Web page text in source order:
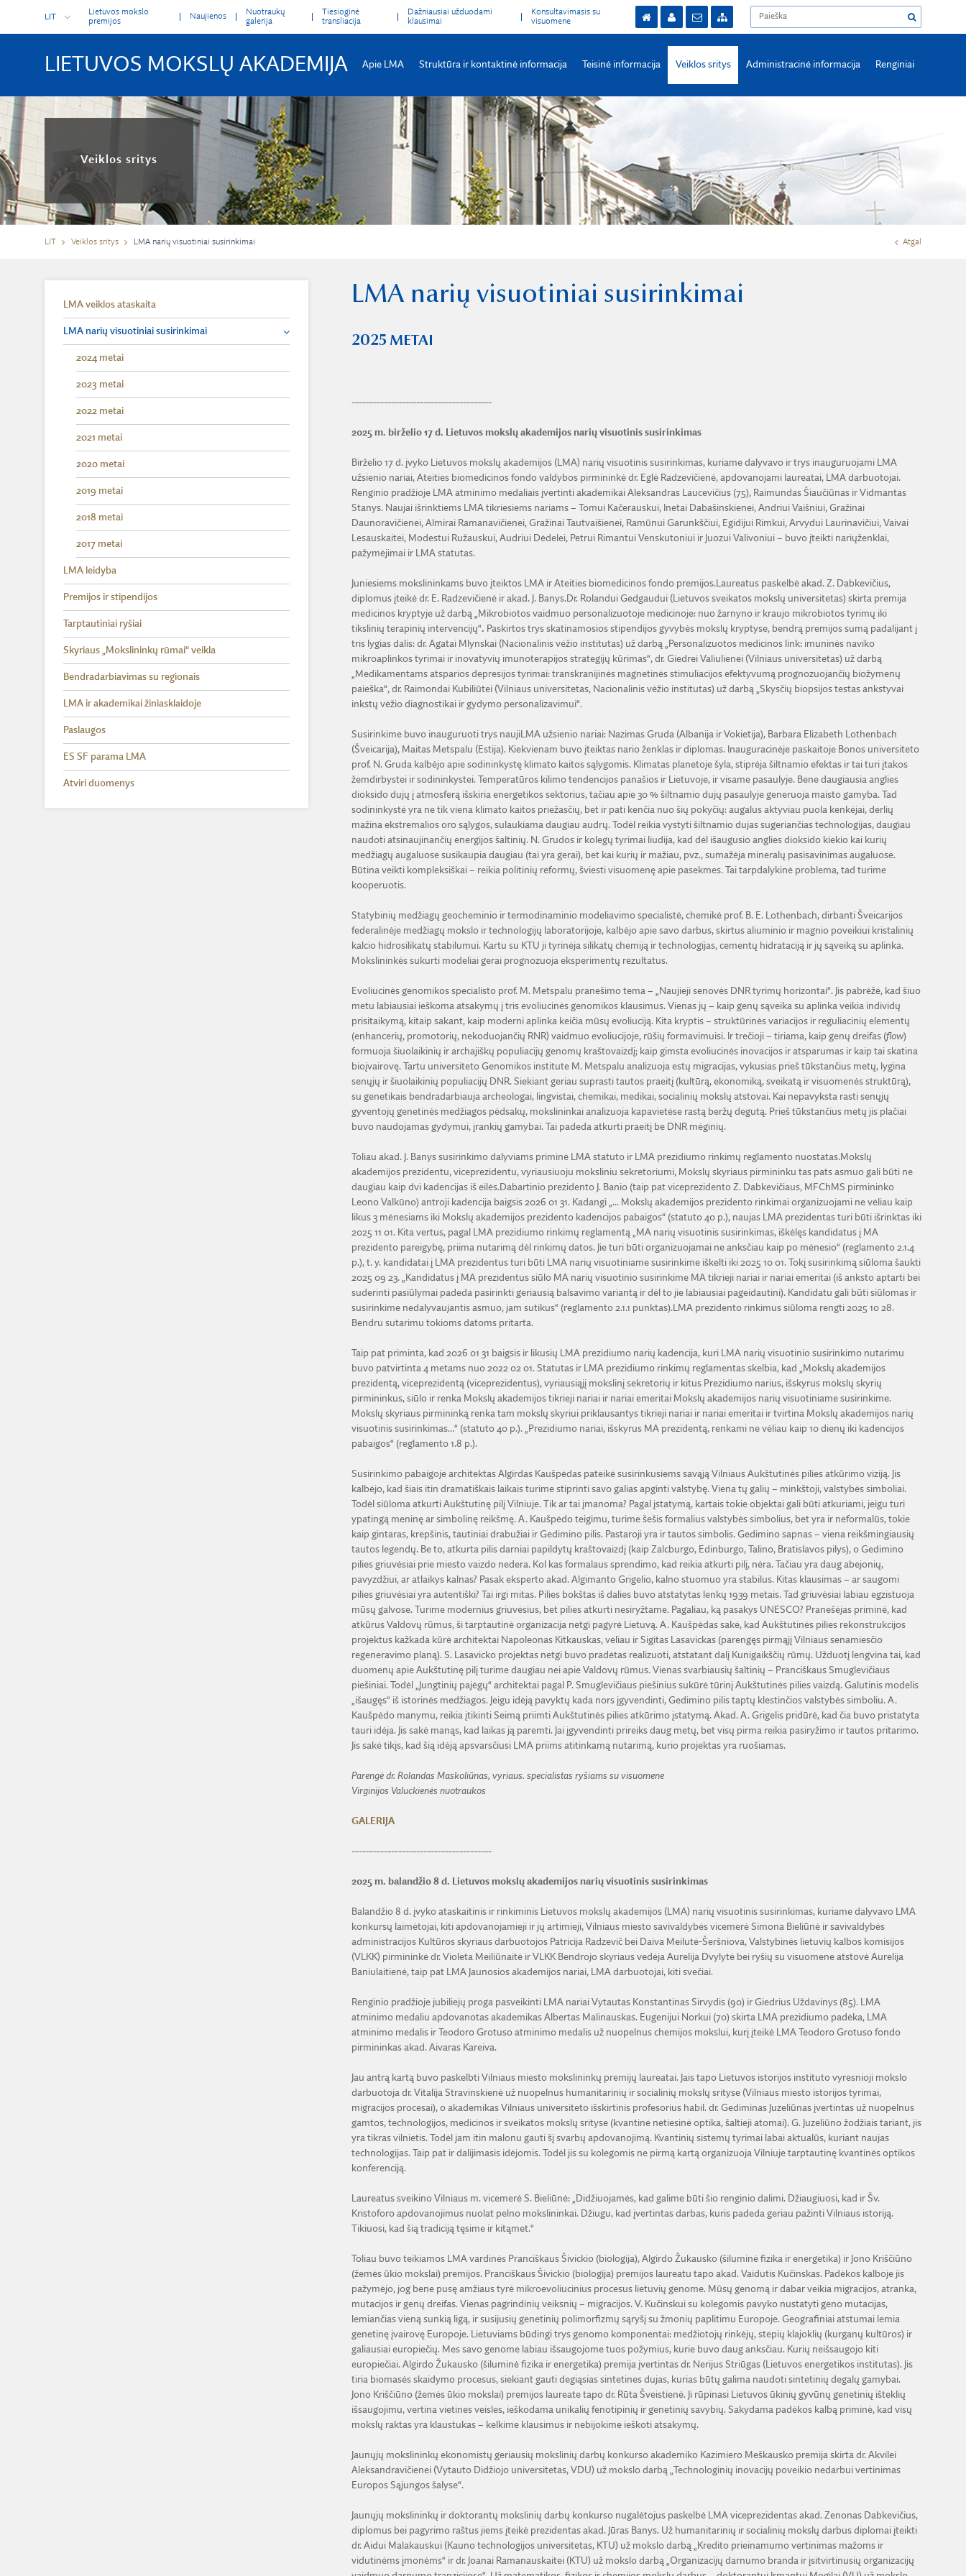
LIETUVOS MOKSLŲ AKADEMIJA
LIT
Lietuvos mokslo
premijos
Naujienos
Nuotraukų
galerija
Tiesioginė
transliacija
Dažniausiai užduodami
klausimai
Konsultavimasis su
visuomene
Apie LMA Struktūra ir kontaktinė informacija Teisinė informacija Veiklos sritys Administracinė informacija Renginiai
Veiklos sritys
LIT Veiklos sritys LMA narių visuotiniai susirinkimai Atgal
LMA veiklos ataskaita
LMA narių visuotiniai susirinkimai
2024 metai
2023 metai
2022 metai
2021 metai
2020 metai
2019 metai
2018 metai
2017 metai
LMA leidyba
Premijos ir stipendijos
Tarptautiniai ryšiai
Skyriaus „Mokslininkų rūmai“ veikla
Bendradarbiavimas su regionais
LMA ir akademikai žiniasklaidoje
Paslaugos
ES SF parama LMA
Atviri duomenys
LMA narių visuotiniai susirinkimai
2025 METAI
---------------------------------------
2025 m. birželio 17 d. Lietuvos mokslų akademijos narių visuotinis susirinkimas
Birželio 17 d. įvyko Lietuvos mokslų akademijos (LMA) narių visuotinis susirinkimas, kuriame dalyvavo ir trys inauguruojami LMA
užsienio nariai, Ateities biomedicinos fondo valdybos pirmininkė dr. Eglė Radzevičienė, apdovanojami laureatai, LMA darbuotojai.
Renginio pradžioje LMA atminimo medaliais įvertinti akademikai Aleksandras Laucevičius (75), Raimundas Šiaučiūnas ir Vidmantas
Stanys. Naujai išrinktiems LMA tikriesiems nariams – Tomui Kačerauskui, Inetai Dabašinskienei, Andriui Vaišniui, Gražinai
Daunoravičienei, Almirai Ramanavičienei, Gražinai Tautvaišienei, Ramūnui Garunkščiui, Egidijui Rimkui, Arvydui Laurinavičiui, Vaivai
Lesauskaitei, Modestui Ružauskui, Audriui Dėdelei, Petrui Rimantui Venskutoniui ir Juozui Valivoniui – buvo įteikti nariųženklai,
pažymėjimai ir LMA statutas.
Juniesiems mokslininkams buvo įteiktos LMA ir Ateities biomedicinos fondo premijos.Laureatus paskelbė akad. Z. Dabkevičius,
diplomus įteikė dr. E. Radzevičienė ir akad. J. Banys.Dr. Rolandui Gedgaudui (Lietuvos sveikatos mokslų universitetas) skirta premija
medicinos kryptyje už darbą „Mikrobiotos vaidmuo personalizuotoje medicinoje: nuo žarnyno ir kraujo mikrobiotos tyrimų iki
tikslinių terapinių intervencijų“. Paskirtos trys skatinamosios stipendijos gyvybės mokslų kryptyse, bendrą premijos sumą padalijant į
tris lygias dalis: dr. Agatai Mlynskai (Nacionalinis vėžio institutas) už darbą „Personalizuotos medicinos link: imuninės naviko
mikroaplinkos tyrimai ir inovatyvių imunoterapijos strategijų kūrimas“, dr. Giedrei Valiulienei (Vilniaus universitetas) už darbą
„Medikamentams atsparios depresijos tyrimai: transkranijinės magnetinės stimuliacijos efektyvumą prognozuojančių biožymenų
paieška“, dr. Raimondai Kubiliūtei (Vilniaus universitetas, Nacionalinis vėžio institutas) už darbą „Skysčių biopsijos testas ankstyvai
inkstų vėžio diagnostikai ir gydymo personalizavimui“.
Susirinkime buvo inauguruoti trys naujiLMA užsienio nariai: Nazimas Gruda (Albanija ir Vokietija), Barbara Elizabeth Lothenbach
(Šveicarija), Maitas Metspalu (Estija). Kiekvienam buvo įteiktas nario ženklas ir diplomas. Inauguracinėje paskaitoje Bonos universiteto
prof. N. Gruda kalbėjo apie sodininkystę klimato kaitos sąlygomis. Klimatas planetoje šyla, stiprėja šiltnamio efektas ir tai turi įtakos
žemdirbystei ir sodininkystei. Temperatūros kilimo tendencijos panašios ir Lietuvoje, ir visame pasaulyje. Bene daugiausia anglies
dioksido dujų į atmosferą išskiria energetikos sektorius, tačiau apie 30 % šiltnamio dujų pasaulyje generuoja maisto gamyba. Tad
sodininkystė yra ne tik viena klimato kaitos priežasčių, bet ir pati kenčia nuo šių pokyčių: augalus aktyviau puola kenkėjai, derlių
mažina ekstremalios oro sąlygos, sulaukiama daugiau audrų. Todėl reikia vystyti šiltnamio dujas sugeriančias technologijas, daugiau
naudoti atsinaujinančių energijos šaltinių. N. Grudos ir kolegų tyrimai liudija, kad dėl išaugusio anglies dioksido kiekio kai kurių
medžiagų augaluose susikaupia daugiau (tai yra gerai), bet kai kurių ir mažiau, pvz., sumažėja mineralų pasisavinimas augaluose.
Būtina veikti kompleksiškai – reikia politinių reformų, šviesti visuomenę apie pasekmes. Tai tarpdalykinė problema, tad turime
kooperuotis.
Statybinių medžiagų geocheminio ir termodinaminio modeliavimo specialistė, chemikė prof. B. E. Lothenbach, dirbanti Šveicarijos
federalinėje medžiagų mokslo ir technologijų laboratorijoje, kalbėjo apie savo darbus, skirtus aliuminio ir magnio poveikiui kristalinių
kalcio hidrosilikatų stabilumui. Kartu su KTU ji tyrinėja silikatų chemiją ir technologijas, cementų hidrataciją ir jų sąveiką su aplinka.
Mokslininkės sukurti modeliai gerai prognozuoja eksperimentų rezultatus.
Evoliucinės genomikos specialisto prof. M. Metspalu pranešimo tema – „Naujieji senovės DNR tyrimų horizontai“. Jis pabrėžė, kad šiuo
metu labiausiai ieškoma atsakymų į tris evoliucinės genomikos klausimus. Vienas jų – kaip genų sąveika su aplinka veikia individų
prisitaikymą, kitaip sakant, kaip moderni aplinka keičia mūsų evoliuciją. Kita kryptis – struktūrinės variacijos ir reguliacinių elementų
(enhancerių, promotorių, nekoduojančių RNR) vaidmuo evoliucijoje, rūšių formavimuisi. Ir trečioji – tiriama, kaip genų dreifas (flow)
formuoja šiuolaikinių ir archajiškų populiacijų genomų kraštovaizdį; kaip gimsta evoliucinės inovacijos ir atsparumas ir kaip tai skatina
bioįvairovę. Tartu universiteto Genomikos institute M. Metspalu analizuoja estų migracijas, vykusias prieš tūkstančius metų, lygina
senųjų ir šiuolaikinių populiacijų DNR. Siekiant geriau suprasti tautos praeitį (kultūrą, ekonomiką, sveikatą ir visuomenės struktūrą),
su genetikais bendradarbiauja archeologai, lingvistai, chemikai, medikai, socialinių mokslų atstovai. Kai nepavyksta rasti senųjų
gyventojų genetinės medžiagos pėdsakų, mokslininkai analizuoja kapavietėse rastą beržų degutą. Prieš tūkstančius metų jis plačiai
buvo naudojamas gydymui, įrankių gamybai. Tai padeda atkurti praeitį be DNR mėginių.
Toliau akad. J. Banys susirinkimo dalyviams priminė LMA statuto ir LMA prezidiumo rinkimų reglamento nuostatas.Mokslų
akademijos prezidentu, viceprezidentu, vyriausiuoju moksliniu sekretoriumi, Mokslų skyriaus pirmininku tas pats asmuo gali būti ne
daugiau kaip dvi kadencijas iš eilės.Dabartinio prezidento J. Banio (taip pat viceprezidento Z. Dabkevičiaus, MFChMS pirmininko
Leono Valkūno) antroji kadencija baigsis 2026 01 31. Kadangi „... Mokslų akademijos prezidento rinkimai organizuojami ne vėliau kaip
likus 3 mėnesiams iki Mokslų akademijos prezidento kadencijos pabaigos“ (statuto 40 p.), naujas LMA prezidentas turi būti išrinktas iki
2025 11 01. Kita vertus, pagal LMA prezidiumo rinkimų reglamentą „MA narių visuotinis susirinkimas, iškėlęs kandidatus į MA
prezidento pareigybę, priima nutarimą dėl rinkimų datos. Jie turi būti organizuojamai ne anksčiau kaip po mėnesio“ (reglamento 2.1.4
p.), t. y. kandidatai į LMA prezidentus turi būti LMA narių visuotiniame susirinkime iškelti iki 2025 10 01. Tokį susirinkimą siūloma šaukti
2025 09 23. „Kandidatus į MA prezidentus siūlo MA narių visuotinio susirinkime MA tikrieji nariai ir nariai emeritai (iš anksto aptarti bei
suderinti pasiūlymai padeda pasirinkti geriausią balsavimo variantą ir dėl to jie labiausiai pageidautini). Kandidatu gali būti siūlomas ir
susirinkime nedalyvaujantis asmuo, jam sutikus“ (reglamento 2.1.1 punktas).LMA prezidento rinkimus siūloma rengti 2025 10 28.
Bendru sutarimu tokioms datoms pritarta.
Taip pat priminta, kad 2026 01 31 baigsis ir likusių LMA prezidiumo narių kadencija, kuri LMA narių visuotinio susirinkimo nutarimu
buvo patvirtinta 4 metams nuo 2022 02 01. Statutas ir LMA prezidiumo rinkimų reglamentas skelbia, kad „Mokslų akademijos
prezidentą, viceprezidentą (viceprezidentus), vyriausiąjį mokslinį sekretorių ir kitus Prezidiumo narius, išskyrus mokslų skyrių
pirmininkus, siūlo ir renka Mokslų akademijos tikrieji nariai ir nariai emeritai Mokslų akademijos narių visuotiniame susirinkime.
Mokslų skyriaus pirmininką renka tam mokslų skyriui priklausantys tikrieji nariai ir nariai emeritai ir tvirtina Mokslų akademijos narių
visuotinis susirinkimas…“ (statuto 40 p.). „Prezidiumo nariai, išskyrus MA prezidentą, renkami ne vėliau kaip 10 dienų iki kadencijos
pabaigos“ (reglamento 1.8 p.).
Susirinkimo pabaigoje architektas Algirdas Kaušpėdas pateikė susirinkusiems savąją Vilniaus Aukštutinės pilies atkūrimo viziją. Jis
kalbėjo, kad šiais itin dramatiškais laikais turime stiprinti savo galias apginti valstybę. Viena tų galių – minkštoji, valstybės simboliai.
Todėl siūloma atkurti Aukštutinę pilį Vilniuje. Tik ar tai įmanoma? Pagal įstatymą, kartais tokie objektai gali būti atkuriami, jeigu turi
ypatingą meninę ar simbolinę reikšmę. A. Kaušpėdo teigimu, turime šešis formalius valstybės simbolius, bet yra ir neformalūs, tokie
kaip gintaras, krepšinis, tautiniai drabužiai ir Gedimino pilis. Pastaroji yra ir tautos simbolis. Gedimino sapnas – viena reikšmingiausių
tautos legendų. Be to, atkurta pilis darniai papildytų kraštovaizdį (kaip Zalcburgo, Edinburgo, Talino, Bratislavos pilys), o Gedimino
pilies griuvėsiai prie miesto vaizdo nedera. Kol kas formalaus sprendimo, kad reikia atkurti pilį, nėra. Tačiau yra daug abejonių,
pavyzdžiui, ar atlaikys kalnas? Pasak eksperto akad. Algimanto Grigelio, kalno stuomuo yra stabilus. Kitas klausimas – ar saugomi
pilies griuvėsiai yra autentiški? Tai irgi mitas. Pilies bokštas iš dalies buvo atstatytas lenkų 1939 metais. Tad griuvėsiai labiau egzistuoja
mūsų galvose. Turime modernius griuvėsius, bet pilies atkurti nesiryžtame. Pagaliau, ką pasakys UNESCO? Pranešėjas priminė, kad
atkūrus Valdovų rūmus, ši tarptautinė organizacija netgi pagyrė Lietuvą. A. Kaušpėdas sakė, kad Aukštutinės pilies rekonstrukcijos
projektus kažkada kūrė architektai Napoleonas Kitkauskas, vėliau ir Sigitas Lasavickas (parengęs pirmąjį Vilniaus senamiesčio
regeneravimo planą). S. Lasavicko projektas netgi buvo pradėtas realizuoti, atstatant dalį Kunigaikščių rūmų. Užduotį lengvina tai, kad
duomenų apie Aukštutinę pilį turime daugiau nei apie Valdovų rūmus. Vienas svarbiausių šaltinių – Pranciškaus Smuglevičiaus
piešiniai. Todėl „Jungtinių pajėgų“ architektai pagal P. Smuglevičiaus piešinius sukūrė tūrinį Aukštutinės pilies vaizdą. Galutinis modelis
„išaugęs“ iš istorinės medžiagos. Jeigu idėją pavyktų kada nors įgyvendinti, Gedimino pilis taptų klestinčios valstybės simboliu. A.
Kaušpėdo manymu, reikia įtikinti Seimą priimti Aukštutinės pilies atkūrimo įstatymą. Akad. A. Grigelis pridūrė, kad čia buvo pristatyta
tauri idėja. Jis sakė manąs, kad laikas ją paremti. Jai įgyvendinti prireiks daug metų, bet visų pirma reikia pasiryžimo ir tautos pritarimo.
Jis sakė tikįs, kad šią idėją apsvarsčiusi LMA priims atitinkamą nutarimą, kurio projektas yra ruošiamas.
Parengė dr. Rolandas Maskoliūnas, vyriaus. specialistas ryšiams su visuomene
Virginijos Valuckienės nuotraukos
GALERIJA
---------------------------------------
2025 m. balandžio 8 d. Lietuvos mokslų akademijos narių visuotinis susirinkimas
Balandžio 8 d. įvyko ataskaitinis ir rinkiminis Lietuvos mokslų akademijos (LMA) narių visuotinis susirinkimas, kuriame dalyvavo LMA
konkursų laimėtojai, kiti apdovanojamieji ir jų artimieji, Vilniaus miesto savivaldybės vicemerė Simona Bieliūnė ir savivaldybės
administracijos Kultūros skyriaus darbuotojos Patricija Radzevič bei Daiva Meilutė-Šeršniova, Valstybinės lietuvių kalbos komisijos
(VLKK) pirmininkė dr. Violeta Meiliūnaitė ir VLKK Bendrojo skyriaus vedėja Aurelija Dvylytė bei ryšių su visuomene atstovė Aurelija
Baniulaitienė, taip pat LMA Jaunosios akademijos nariai, LMA darbuotojai, kiti svečiai.
Renginio pradžioje jubiliejų proga pasveikinti LMA nariai Vytautas Konstantinas Sirvydis (90) ir Giedrius Uždavinys (85). LMA
atminimo medaliu apdovanotas akademikas Albertas Malinauskas. Eugenijui Norkui (70) skirta LMA prezidiumo padėka, LMA
atminimo medalis ir Teodoro Grotuso atminimo medalis už nuopelnus chemijos mokslui, kurį įteikė LMA Teodoro Grotuso fondo
pirmininkas akad. Aivaras Kareiva.
Jau antrą kartą buvo paskelbti Vilniaus miesto mokslininkų premijų laureatai. Jais tapo Lietuvos istorijos instituto vyresnioji mokslo
darbuotoja dr. Vitalija Stravinskienė už nuopelnus humanitarinių ir socialinių mokslų srityse (Vilniaus miesto istorijos tyrimai,
migracijos procesai), o akademikas Vilniaus universiteto išskirtinis profesorius habil. dr. Gediminas Juzeliūnas įvertintas už nuopelnus
gamtos, technologijos, medicinos ir sveikatos mokslų srityse (kvantinė netiesinė optika, šaltieji atomai). G. Juzeliūno žodžiais tariant, jis
yra tikras vilnietis. Todėl jam itin malonu gauti šį svarbų apdovanojimą. Kvantinių sistemų tyrimai labai aktualūs, kuriant naujas
technologijas. Taip pat ir dalijimasis idėjomis. Todėl jis su kolegomis ne pirmą kartą organizuoja Vilniuje tarptautinę kvantinės optikos
konferenciją.
Laureatus sveikino Vilniaus m. vicemerė S. Bieliūnė: „Didžiuojamės, kad galime būti šio renginio dalimi. Džiaugiuosi, kad ir Šv.
Kristoforo apdovanojimus nuolat pelno mokslininkai. Džiugu, kad įvertintas darbas, kuris padeda geriau pažinti Vilniaus istoriją.
Tikiuosi, kad šią tradiciją tęsime ir kitąmet.“
Toliau buvo teikiamos LMA vardinės Pranciškaus Šivickio (biologija), Algirdo Žukausko (šiluminė fizika ir energetika) ir Jono Kriščiūno
(žemės ūkio mokslai) premijos. Pranciškaus Šivickio (biologija) premijos laureatu tapo akad. Vaidutis Kučinskas. Padėkos kalboje jis
pažymėjo, jog bene pusę amžiaus tyrė mikroevoliucinius procesus lietuvių genome. Mūsų genomą ir dabar veikia migracijos, atranka,
mutacijos ir genų dreifas. Vienas pagrindinių veiksnių – migracijos. V. Kučinskui su kolegomis pavyko nustatyti geno mutacijas,
lemiančias vieną sunkią ligą, ir susijusių genetinių polimorfizmų sąryšį su žmonių paplitimu Europoje. Geografiniai atstumai lemia
genetinę įvairovę Europoje. Lietuviams būdingi trys genomo komponentai: medžiotojų rinkėjų, stepių klajoklių (kurganų kultūros) ir
galiausiai europiečių. Mes savo genome labiau išsaugojome tuos požymius, kurie buvo daug anksčiau. Kurių neišsaugojo kiti
europiečiai. Algirdo Žukausko (šiluminė fizika ir energetika) premija įvertintas dr. Nerijus Striūgas (Lietuvos energetikos institutas). Jis
tiria biomasės skaidymo procesus, siekiant gauti degiąsias sintetines dujas, kurias būtų galima naudoti sintetinių degalų gamybai.
Jono Kriščiūno (žemės ūkio mokslai) premijos laureate tapo dr. Rūta Šveistienė. Ji rūpinasi Lietuvos ūkinių gyvūnų genetinių išteklių
išsaugojimu, vertina vietines veisles, ieškodama unikalių fenotipinių ir genetinių savybių. Sakydama padėkos kalbą priminė, kad visų
mokslų raktas yra klaustukas – kelkime klausimus ir nebijokime ieškoti atsakymų.
Jaunųjų mokslininkų ekonomistų geriausių mokslinių darbų konkurso akademiko Kazimiero Meškausko premija skirta dr. Akvilei
Aleksandravičienei (Vytauto Didžiojo universitetas, VDU) už mokslo darbą „Technologinių inovacijų poveikio nedarbui vertinimas
Europos Sąjungos šalyse“.
Jaunųjų mokslininkų ir doktorantų mokslinių darbų konkurso nugalėtojus paskelbė LMA viceprezidentas akad. Zenonas Dabkevičius,
diplomus bei pagyrimo raštus jiems įteikė prezidentas akad. Jūras Banys. Už humanitarinių ir socialinių mokslų darbus diplomai įteikti
dr. Aidui Malakauskui (Kauno technologijos universitetas, KTU) už mokslo darbą „Kredito prieinamumo vertinimas mažoms ir
vidutinėms įmonėms“ ir dr. Joanai Ramanauskaitei (KTU) už mokslo darbą „Organizacijų darnumo branda ir įsitvirtinusių organizacijų